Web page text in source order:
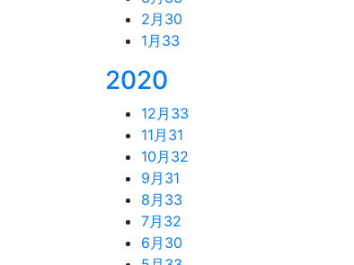
2月 30
1月 33
2020
12月 33
11月 31
10月 32
9月 31
8月 33
7月 32
6月 30